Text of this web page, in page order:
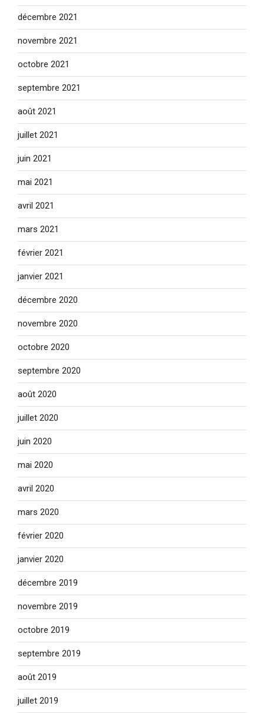
décembre 2021
novembre 2021
octobre 2021
septembre 2021
août 2021
juillet 2021
juin 2021
mai 2021
avril 2021
mars 2021
février 2021
janvier 2021
décembre 2020
novembre 2020
octobre 2020
septembre 2020
août 2020
juillet 2020
juin 2020
mai 2020
avril 2020
mars 2020
février 2020
janvier 2020
décembre 2019
novembre 2019
octobre 2019
septembre 2019
août 2019
juillet 2019